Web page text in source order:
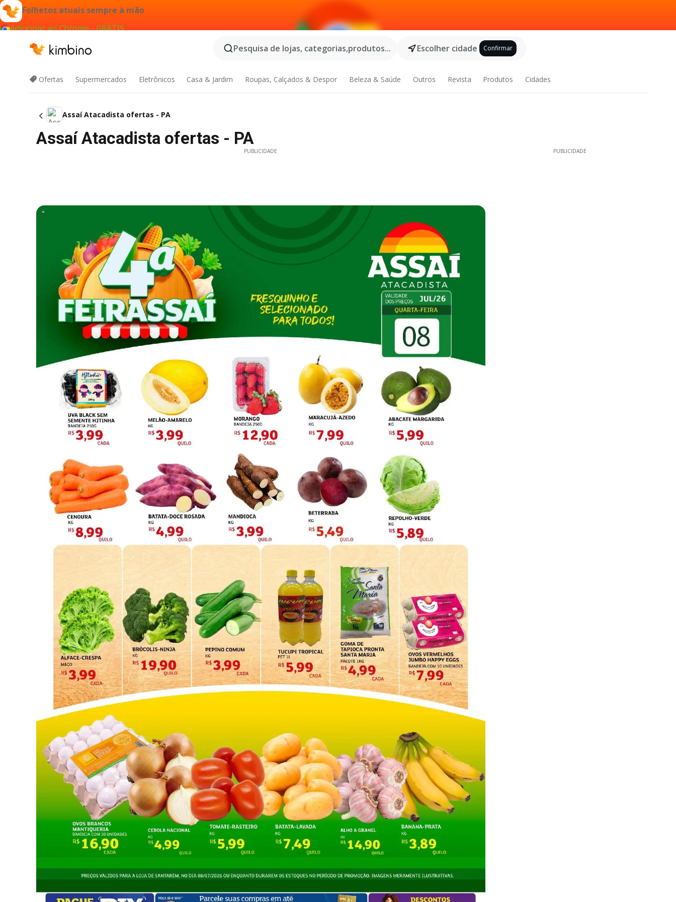
Folhetos atuais sempre à mão
Adicionar ao Chrome - GRÁTIS
Pesquisa de lojas, categorias,produtos...
Escolher cidade Confirmar
Ofertas Supermercados Eletrônicos Casa & Jardim Roupas, Calçados & Despor Beleza & Saúde Outros Revista Produtos Cidades
Assaí Atacadista ofertas - PA
Assaí Atacadista ofertas - PA
PUBLICIDADE PUBLICIDADE